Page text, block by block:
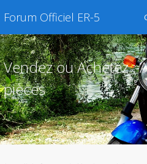
Forum Officiel ER-5
Vendez ou Achetez :
pièces